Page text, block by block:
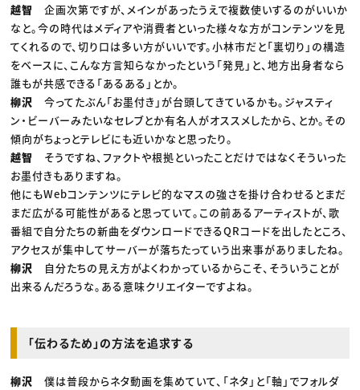
越智企画次第ですが、メインがあったうえで複数使いするのがいいか
なと。今の時代はメディアや消費者といった様々な方がコンテンツを見
てくれるので、切り口は多い方がいいです。小林市だと「裏切り」の構造
をベースに、こんな方言知らなかったという「発見」と、地方出身者なら
誰もが共感できる「あるある」とか。
柳沢今ってたぶん「お墨付き」が台頭してきているかも。ジャスティ
ン・ビーバーみたいなセレブとか有名人がオススメしたから、とか。その
傾向がちょっとテレビにも近いかなと思ったり。
越智 そうですね、ファクトや根拠といったことだけではなくそういった
お墨付きもありますね。
他にもWebコンテンツにテレビ的なマスの強さを掛け合わせるとまだ
まだ広がる可能性があると思っていて。この前あるアーティストが、歌
番組で自分たちの新曲をダウンロードできるQRコードを出したところ、
アクセスが集中してサーバーが落ちたっていう出来事がありましたね。
柳沢 自分たちの見え方がよくわかっているからこそ、そういうことが
出来るんだろうな。ある意味クリエイターですよね。
「伝わるため」の方法を追求する
柳沢僕は普段からネタ動画を集めていて、「ネタ」と「軸」でフォルダ